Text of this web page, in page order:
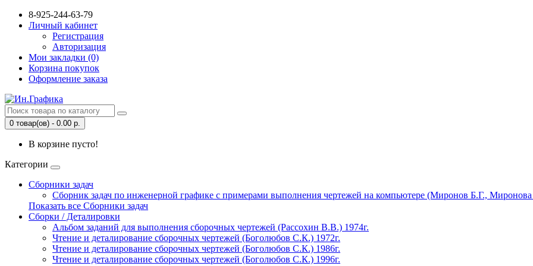
8-925-244-63-79
Личный кабинет
Регистрация
Авторизация
Мои закладки (0)
Корзина покупок
Оформление заказа
0 товар(ов) - 0.00 р.
В корзине пусто!
Категории
Сборники задач
Сборник задач по инженерной графике с примерами выполнения чертежей на компьютере (Миронов Б.Г.,
Показать все Сборники задач
Сборки / Деталировки
Альбом заданий для выполнения сборочных чертежей (Рассохин В.В.) 1974г.
Чтение и деталирование сборочных чертежей (Боголюбов С.К.) 1972г.
Чтение и деталирование сборочных чертежей (Боголюбов С.К.) 1986г.
Чтение и деталирование сборочных чертежей (Боголюбов С.К.) 1996г.